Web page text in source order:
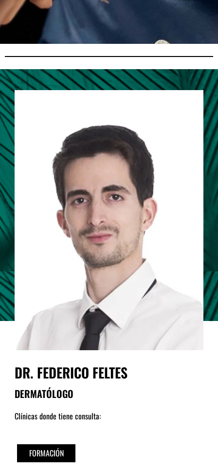
DR. FEDERICO FELTES
DERMATÓLOGO
Clínicas donde tiene consulta:
FORMACIÓN